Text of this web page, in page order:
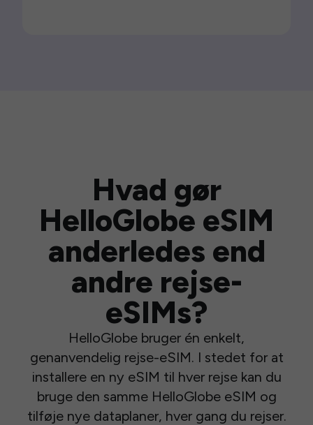
Hvad gør
HelloGlobe eSIM
anderledes end
andre rejse-
eSIMs?
HelloGlobe bruger én enkelt,
genanvendelig rejse-eSIM. I stedet for at
installere en ny eSIM til hver rejse kan du
bruge den samme HelloGlobe eSIM og
tilføje nye dataplaner, hver gang du rejser.